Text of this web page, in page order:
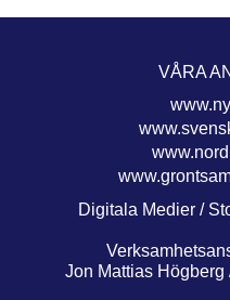
VÅRA
Digitala Medier /
Jon Mattias Högberg